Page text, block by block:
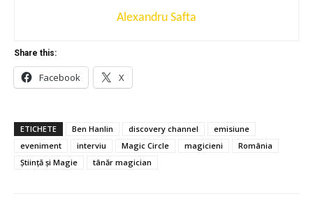
Alexandru Safta
Share this:
Facebook X
ETICHETE Ben Hanlin discovery channel
emisiune
eveniment
interviu Magic Circle magicieni
România
Știință și Magie
tânăr magician